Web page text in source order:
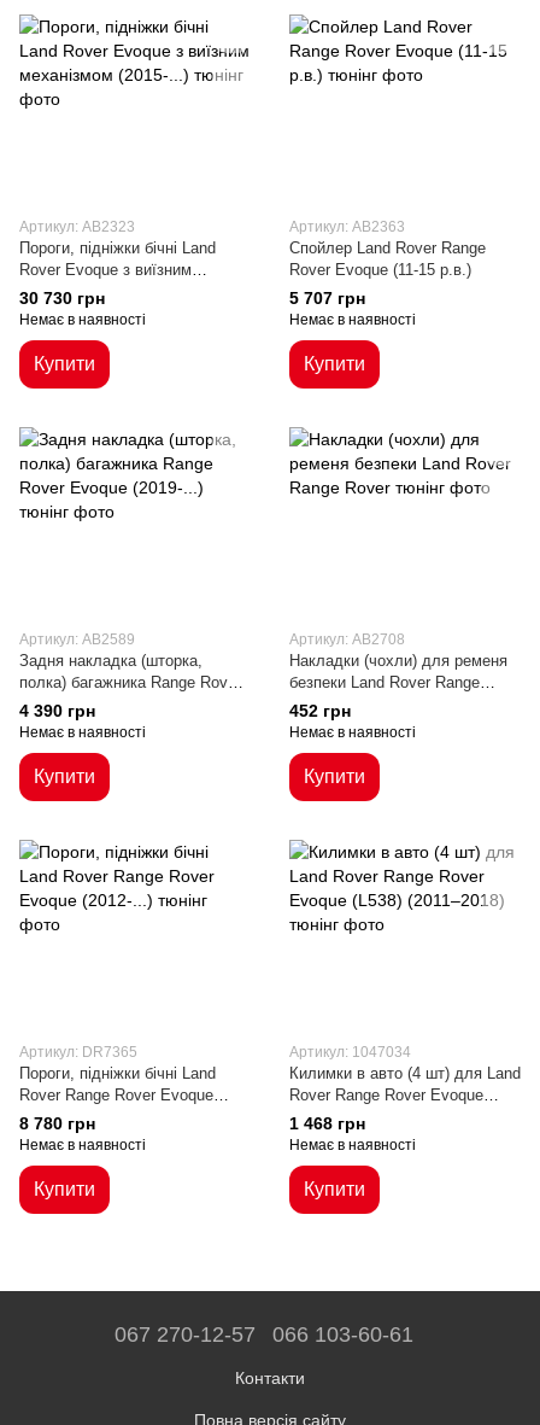
Артикул: AB2323
Пороги, підніжки бічні Land
Rover Evoque з виїзним
механізмом (2015-...)
30 730 грн
Немає в наявності
Купити
Артикул: AB2363
Cпойлер Land Rover Range
Rover Evoque (11-15 р.в.)
5 707 грн
Немає в наявності
Купити
Артикул: AB2589
Задня накладка (шторка,
полка) багажника Range Rover
Evoque (2019-...)
4 390 грн
Немає в наявності
Купити
Артикул: AB2708
Накладки (чохли) для ременя
безпеки Land Rover Range
Rover
452 грн
Немає в наявності
Купити
Артикул: DR7365
Пороги, підніжки бічні Land
Rover Range Rover Evoque
(2012-...)
8 780 грн
Немає в наявності
Купити
Артикул: 1047034
Килимки в авто (4 шт) для Land
Rover Range Rover Evoque
(L538) (2011–2018)
1 468 грн
Немає в наявності
Купити
067 270-12-57 066 103-60-61
Контакти
Повна версія сайту